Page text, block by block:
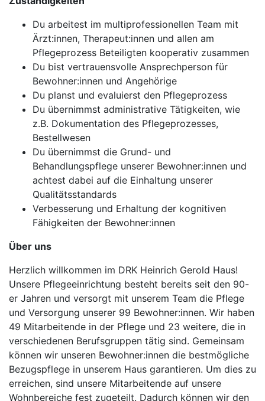
Du arbeitest im multiprofessionellen Team mit
Ärzt:innen, Therapeut:innen und allen am
Pflegeprozess Beteiligten kooperativ zusammen
Du bist vertrauensvolle Ansprechperson für
Bewohner:innen und Angehörige
Du planst und evaluierst den Pflegeprozess
Du übernimmst administrative Tätigkeiten, wie
z.B. Dokumentation des Pflegeprozesses,
Bestellwesen
Du übernimmst die Grund- und
Behandlungspflege unserer Bewohner:innen und
achtest dabei auf die Einhaltung unserer
Qualitätsstandards
Verbesserung und Erhaltung der kognitiven
Fähigkeiten der Bewohner:innen
Über uns
Herzlich willkommen im DRK Heinrich Gerold Haus!
Unsere Pflegeeinrichtung besteht bereits seit den 90-
er Jahren und versorgt mit unserem Team die Pflege
und Versorgung unserer 99 Bewohner:innen. Wir haben
49 Mitarbeitende in der Pflege und 23 weitere, die in
verschiedenen Berufsgruppen tätig sind. Gemeinsam
können wir unseren Bewohner:innen die bestmögliche
Bezugspflege in unserem Haus garantieren. Um dies zu
erreichen, sind unsere Mitarbeitende auf unsere
Wohnbereiche fest zugeteilt. Dadurch können wir den